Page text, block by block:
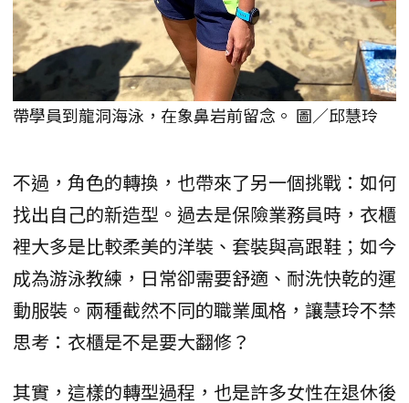
帶學員到龍洞海泳，在象鼻岩前留念。 圖／邱慧玲
不過，角色的轉換，也帶來了另一個挑戰：如何
找出自己的新造型。過去是保險業務員時，衣櫃
裡大多是比較柔美的洋裝、套裝與高跟鞋；如今
成為游泳教練，日常卻需要舒適、耐洗快乾的運
動服裝。兩種截然不同的職業風格，讓慧玲不禁
思考：衣櫃是不是要大翻修？
其實，這樣的轉型過程，也是許多女性在退休後